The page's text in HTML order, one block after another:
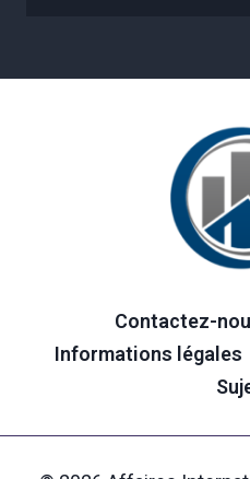
Contactez-
Informations légales